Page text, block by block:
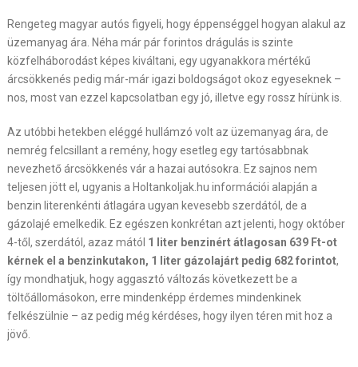
Rengeteg magyar autós figyeli, hogy éppenséggel hogyan alakul az
üzemanyag ára. Néha már pár forintos drágulás is szinte
közfelháborodást képes kiváltani, egy ugyanakkora mértékű
árcsökkenés pedig már-már igazi boldogságot okoz egyeseknek –
nos, most van ezzel kapcsolatban egy jó, illetve egy rossz hírünk is.
Az utóbbi hetekben eléggé hullámzó volt az üzemanyag ára, de
nemrég felcsillant a remény, hogy esetleg egy tartósabbnak
nevezhető árcsökkenés vár a hazai autósokra. Ez sajnos nem
teljesen jött el, ugyanis a Holtankoljak.hu információi alapján a
benzin literenkénti átlagára ugyan kevesebb szerdától, de a
gázolajé emelkedik. Ez egészen konkrétan azt jelenti, hogy október
4-től, szerdától, azaz mától 1 liter benzinért átlagosan 639 Ft-ot
kérnek el a benzinkutakon, 1 liter gázolajárt pedig 682 forintot,
így mondhatjuk, hogy aggasztó változás következett be a
töltőállomásokon, erre mindenképp érdemes mindenkinek
felkészülnie – az pedig még kérdéses, hogy ilyen téren mit hoz a
jövő.